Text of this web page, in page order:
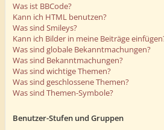
Was ist BBCode?
Kann ich HTML benutzen?
Was sind Smileys?
Kann ich Bilder in meine Beiträge
Was sind globale Bekanntmachungen?
Was sind Bekanntmachungen?
Was sind wichtige Themen?
Was sind geschlossene Themen?
Was sind Themen-Symbole?
Benutzer-Stufen und Gruppen